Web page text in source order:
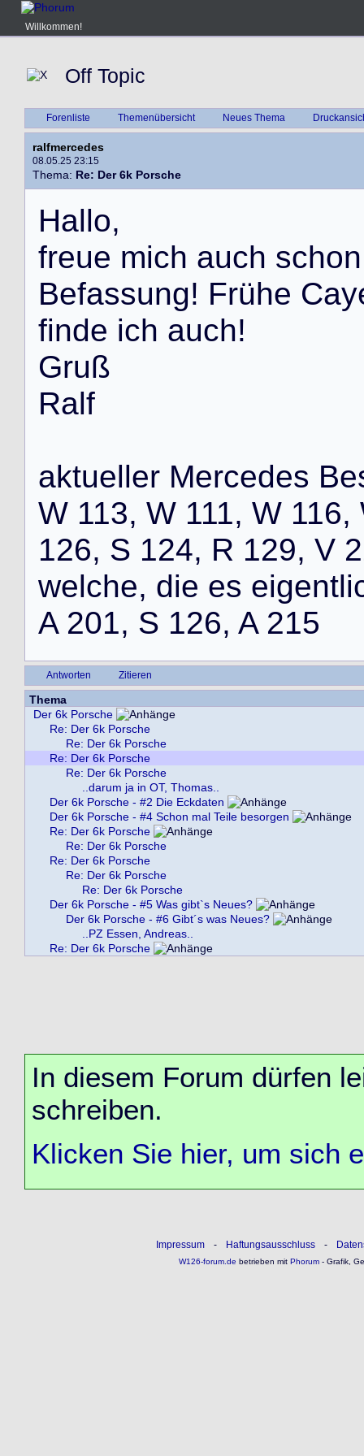
Willkommen!
Off Topic
Forenliste Themenübersicht Neues Thema
ralfmercedes
08.05.25 23:15
Thema: Re: Der 6k Porsche
Hallo,
freue mich auch schon
Befassung! Frühe Cay
finde ich auch!
Gruß
Ralf
aktueller Mercedes Be
W 113, W 111, W 116,
126, S 124, R 129, V 2
welche, die es eigentli
A 201, S 126, A 215
Antworten Zitieren
Thema
Der 6k Porsche
Re: Der 6k Porsche
Re: Der 6k Porsche
Re: Der 6k Porsche
Re: Der 6k Porsche
..darum ja in OT, Thomas..
Der 6k Porsche - #2 Die Eckdaten
Der 6k Porsche - #4 Schon mal Teile besorgen
Re: Der 6k Porsche
Re: Der 6k Porsche
Re: Der 6k Porsche
Re: Der 6k Porsche
Re: Der 6k Porsche
Der 6k Porsche - #5 Was gibt`s Neues?
Der 6k Porsche - #6 Gibt´s was Neues?
..PZ Essen, Andreas..
Re: Der 6k Porsche
In diesem Forum dürfen
schreiben.
Klicken Sie hier, um sich
Impressum - Haftungsausschluss -
W126-forum.de betrieben mitPhorum- Grafik,